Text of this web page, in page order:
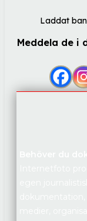
Laddat
Meddela de i